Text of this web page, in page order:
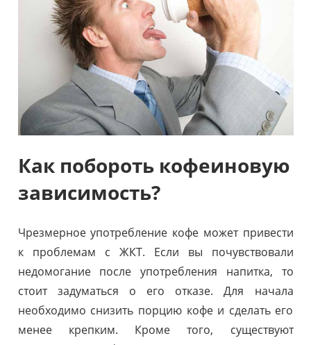
Как побороть кофеиновую
зависимость?
Чрезмерное употребление кофе может привести
к проблемам с ЖКТ. Если вы почувствовали
недомогание после употребления напитка, то
стоит задуматься о его отказе. Для начала
необходимо снизить порцию кофе и сделать его
менее крепким. Кроме того, существуют